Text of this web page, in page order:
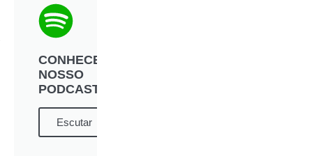
CONHECE
NOSSO
PODCAST?
Escutar